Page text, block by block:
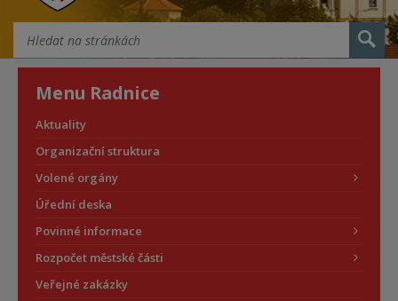
Menu Radnice
Aktuality
Organizační struktura
Volené orgány
Úřední deska
Povinné informace
Rozpočet městské části
Veřejné zakázky